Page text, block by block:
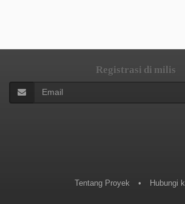
Registrasi di milis
Tentang Proyek •
Hubungi